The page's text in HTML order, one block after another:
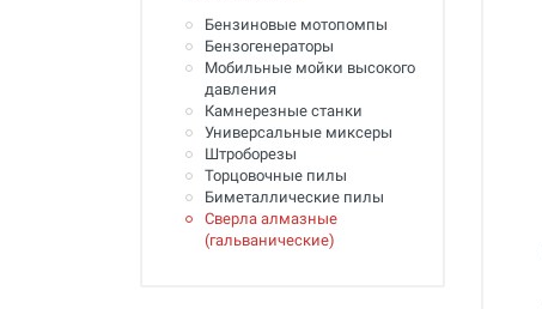
Бензиновые мотопомпы
Бензогенераторы
Мобильные мойки высокого
давления
Камнерезные станки
Универсальные миксеры
Штроборезы
Торцовочные пилы
Биметаллические пилы
Сверла алмазные
(гальванические)